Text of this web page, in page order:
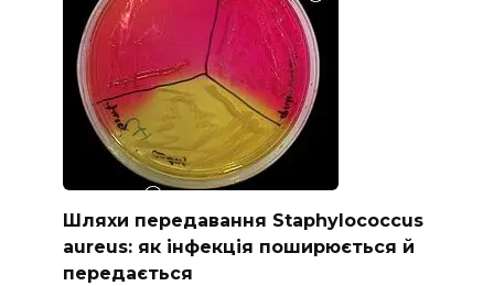
Шляхи передавання Staphylococcus
aureus: як інфекція поширюється й
передається